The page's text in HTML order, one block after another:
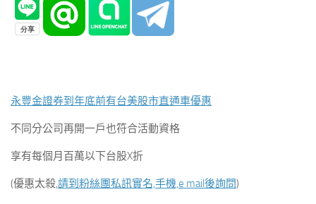
永豐金證券到年底前有台美股市直通車優惠
不同分公司再開一戶也符合活動資格
享有每個月百萬以下台股X折
(優惠太殺,請到粉絲團私訊實名,手機,e mail後詢問)